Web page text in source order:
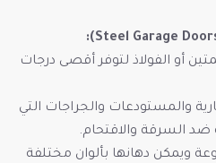
أو الفولاذ لتوفر أقصى درجات
والمستودعات والجراجات التي
السرقة والاقتحام.
ويمكن دهانها بألوان مختلفة